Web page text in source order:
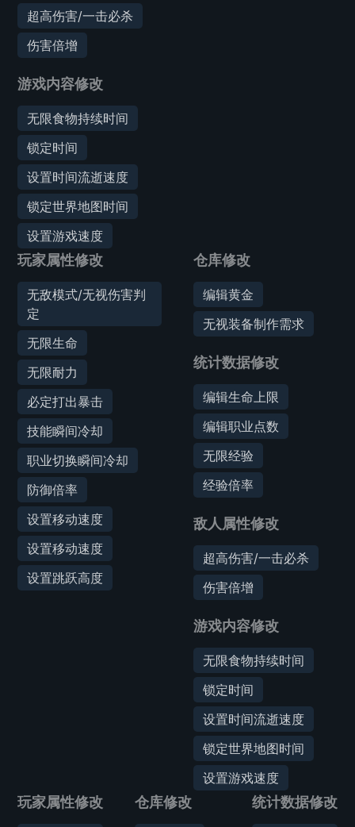
超高伤害/一击必杀
伤害倍增
游戏内容修改
无限食物持续时间
锁定时间
设置时间流逝速度
锁定世界地图时间
设置游戏速度
玩家属性修改
无敌模式/无视伤害判
定
无限生命
无限耐力
必定打出暴击
技能瞬间冷却
职业切换瞬间冷却
防御倍率
设置移动速度
设置移动速度
设置跳跃高度
仓库修改
编辑黄金
无视装备制作需求
统计数据修改
编辑生命上限
编辑职业点数
无限经验
经验倍率
敌人属性修改
超高伤害/一击必杀
伤害倍增
游戏内容修改
无限食物持续时间
锁定时间
设置时间流逝速度
锁定世界地图时间
设置游戏速度
玩家属性修改 仓库修改 统计数据修改